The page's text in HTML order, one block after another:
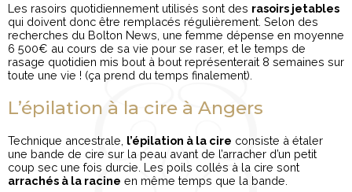
Les rasoirs quotidiennement utilisés sont des rasoirs jetables
qui doivent donc être remplacés régulièrement. Selon des
recherches du Bolton News, une femme dépense en moyenne
6 500€ au cours de sa vie pour se raser, et le temps de
rasage quotidien mis bout à bout représenterait 8 semaines sur
toute une vie ! (ça prend du temps finalement).
L’épilation à la cire à Angers
Technique ancestrale, l’épilation à la cire consiste à étaler
une bande de cire sur la peau avant de l’arracher d’un petit
coup sec une fois durcie. Les poils collés à la cire sont
arrachés à la racine en même temps que la bande.